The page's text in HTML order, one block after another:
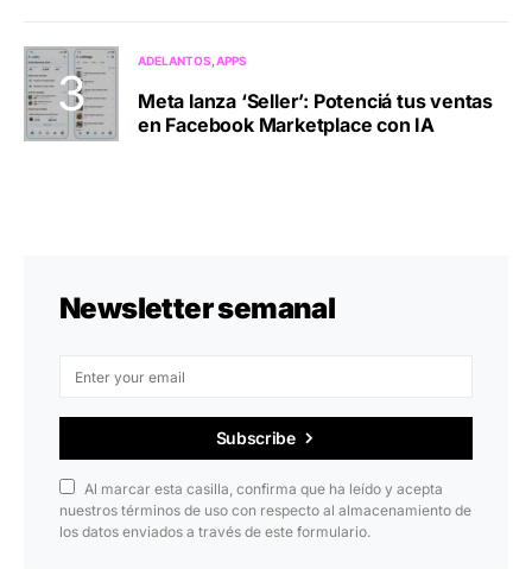
ADELANTOS APPS
Meta lanza ‘Seller’: Potenciá tus ventas
en Facebook Marketplace con IA
Newsletter semanal
Subscribe
Al marcar esta casilla, confirma que ha leído y acepta
nuestros términos de uso con respecto al almacenamiento de
los datos enviados a través de este formulario.